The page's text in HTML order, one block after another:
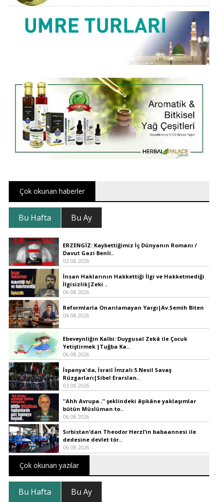
Çok okunan haberler
Bu Hafta Bu Ay
ERZENGİZ: Kaybettiğimiz İç Dünyanın Romanı /
Davut Gazi Benli..
02.08.2026
İnsan Haklarının Hakkettiği İlgi ve Hakketmediği
İlgisizlik|Zeki ..
06.08.2026
Reformlarla Onarılamayan Yargı|Av.Semih Biten
04.08.2026
Ebeveynliğin Kalbi: Duygusal Zekâ ile Çocuk
Yetiştirmek |Tuğba Ka..
06.08.2026
İspanya'da, İsrail İmzalı 5.Nesil Savaş
Rüzgarları|Sibel Erarslan..
03.08.2026
''Ahh Avrupa..'' şeklindeki âşıkâne yaklaşımlar
bütün Müslüman to..
06.08.2026
Sırbistan’dan Theodor Herzl’in babaannesi ile
dedesine devlet tör..
06.08.2026
Çok okunan yazılar
Bu Hafta Bu Ay